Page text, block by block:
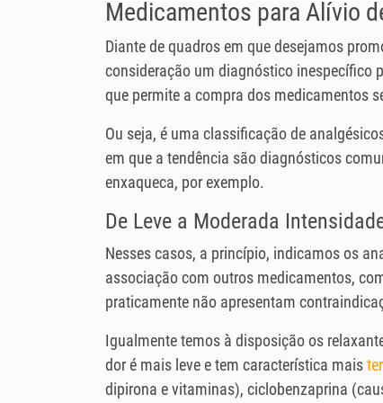
Medicamentos para Alívio
Diante de quadros em que desejamos
consideração um diagnóstico inespecífico
que permite a compra dos medicamentos
Ou seja, é uma classificação de
em que a tendência são diagnósticos
enxaqueca, por exemplo.
De Leve a Moderada
Nesses casos, a princípio, indicamos os
associação com outros medicamentos,
praticamente não apresentam
Igualmente temos à disposição os
dor é mais leve e tem característica mais
dipirona e vitaminas), ciclobenzaprina